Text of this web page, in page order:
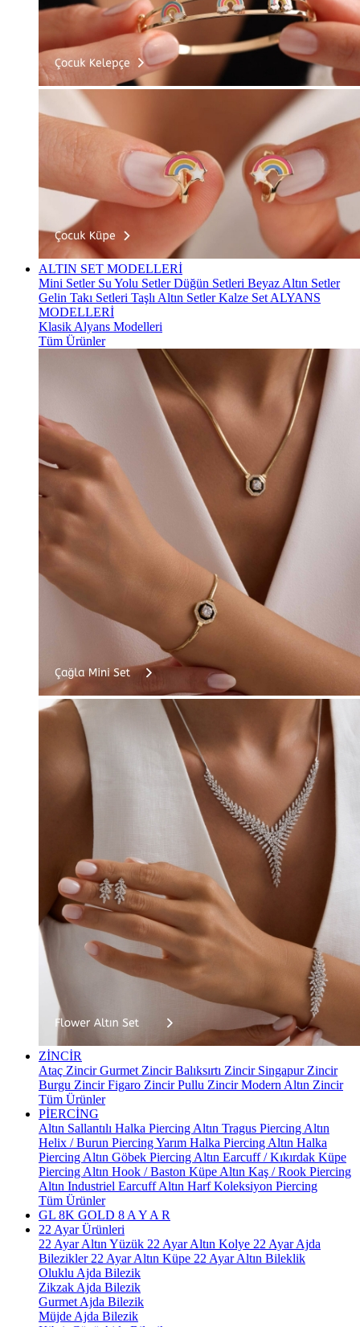
ALTIN SET MODELLERİ
Mini Setler Su Yolu SetlerDüğün Setleri Beyaz Altın Setler
Gelin Takı Setleri Taşlı Altın SetlerKalze Set ALYANS
MODELLERİ
Klasik Alyans Modelleri
Tüm Ürünler
ZİNCİR
Ataç ZincirGurmet ZincirBalıksırtı Zincir Singapur Zincir
Burgu ZincirFigaro ZincirPullu ZincirModern Altın Zincir
Tüm Ürünler
PİERCİNG
Altın Sallantılı Halka Piercing Altın Tragus Piercing Altın
Helix / Burun PiercingYarım Halka Piercing Altın Halka
Piercing Altın Göbek Piercing Altın Earcuff / Kıkırdak Küpe
Piercing Altın Hook / Baston Küpe Altın Kaş / Rook Piercing
Altın Industriel EarcuffAltın Harf Koleksiyon Piercing
Tüm Ürünler
GL 8K GOLD 8 A Y A R
22 Ayar Ürünleri
22 Ayar Altın Yüzük 22 Ayar Altın Kolye 22 Ayar Ajda
Bilezikler 22 Ayar Altın Küpe 22 Ayar Altın Bileklik
Oluklu Ajda Bilezik
Zikzak Ajda Bilezik
Gurmet Ajda Bilezik
Müjde Ajda Bilezik